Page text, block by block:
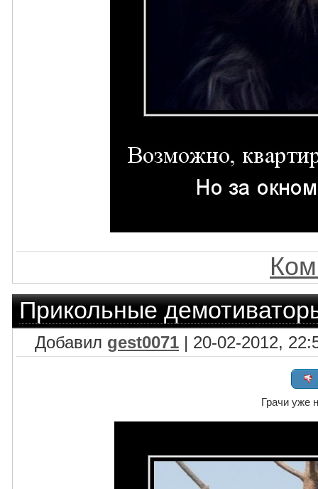
Прикольные
Добавил gest0071 | 20-02-2012,
Грачи уже